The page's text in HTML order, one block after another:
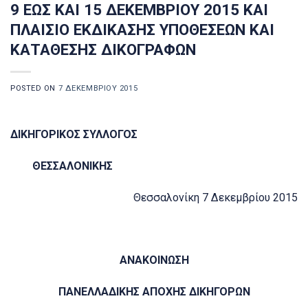
9 ΕΩΣ ΚΑΙ 15 ΔΕΚΕΜΒΡΙΟΥ 2015 ΚΑΙ
ΠΛΑΙΣΙΟ ΕΚΔΙΚΑΣΗΣ ΥΠΟΘΕΣΕΩΝ ΚΑΙ
ΚΑΤΑΘΕΣΗΣ ΔΙΚΟΓΡΑΦΩΝ
POSTED ON 7 ΔΕΚΕΜΒΡΊΟΥ 2015
ΔΙΚΗΓΟΡΙΚΟΣ ΣΥΛΛΟΓΟΣ
ΘΕΣΣΑΛΟΝΙΚΗΣ
Θεσσαλονίκη 7 Δεκεμβρίου 2015
ΑΝΑΚΟΙΝΩΣΗ
ΠΑΝΕΛΛΑΔΙΚΗΣ ΑΠΟΧΗΣ ΔΙΚΗΓΟΡΩΝ